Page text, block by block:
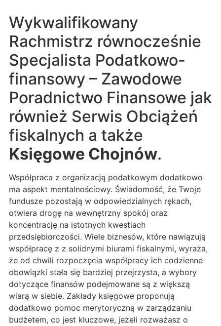
Wykwalifikowany
Rachmistrz równocześnie
Specjalista Podatkowo-
finansowy – Zawodowe
Poradnictwo Finansowe jak
również Serwis Obciążeń
fiskalnych a także
Księgowe Chojnów.
Współpraca z organizacją podatkowym dodatkowo
ma aspekt mentalnościowy. Świadomość, że Twoje
fundusze pozostają w odpowiedzialnych rękach,
otwiera drogę na wewnętrzny spokój oraz
koncentrację na istotnych kwestiach
przedsiębiorczości. Wiele biznesów, które nawiązują
współpracę z z solidnymi biurami fiskalnymi, wyraża,
że od chwili rozpoczęcia współpracy ich codzienne
obowiązki stała się bardziej przejrzysta, a wybory
dotyczące finansów podejmowane są z większą
wiarą w siebie. Zakłady księgowe proponują
dodatkowo pomoc merytoryczną w zarządzaniu
budżetem, co jest kluczowe, jeżeli rozważasz o